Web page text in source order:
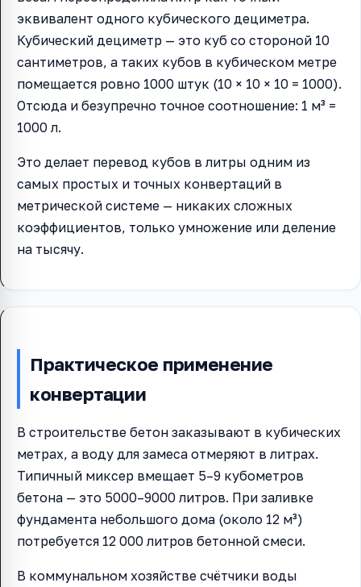
эквивалент одного кубического дециметра.
Кубический дециметр — это куб со стороной 10
сантиметров, а таких кубов в кубическом метре
помещается ровно 1000 штук (10 × 10 × 10 = 1000).
Отсюда и безупречно точное соотношение: 1 м³ =
1000 л.
Это делает перевод кубов в литры одним из
самых простых и точных конвертаций в
метрической системе — никаких сложных
коэффициентов, только умножение или деление
на тысячу.
Практическое применение
конвертации
В строительстве бетон заказывают в кубических
метрах, а воду для замеса отмеряют в литрах.
Типичный миксер вмещает 5–9 кубометров
бетона — это 5000–9000 литров. При заливке
фундамента небольшого дома (около 12 м³)
потребуется 12 000 литров бетонной смеси.
В коммунальном хозяйстве счётчики воды